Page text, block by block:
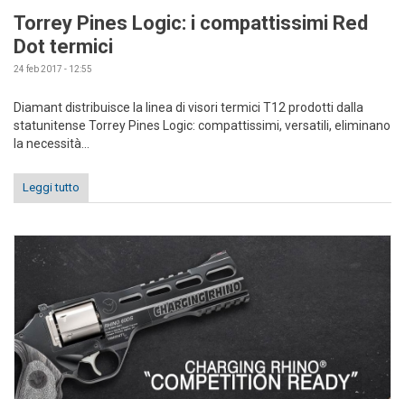
Torrey Pines Logic: i compattissimi Red
Dot termici
24 feb 2017 - 12:55
Diamant distribuisce la linea di visori termici T12 prodotti dalla
statunitense Torrey Pines Logic: compattissimi, versatili, eliminano
la necessità...
Leggi tutto